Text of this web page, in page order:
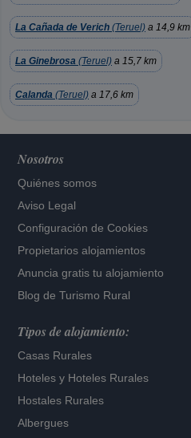
La Cañada de Verich (Teruel) a 14,9 km
La Ginebrosa (Teruel) a 15,7 km
Calanda (Teruel) a 17,6 km
Nosotros
Quiénes somos
Aviso Legal
Configuración de Cookies
Propietarios alojamientos
Anuncia gratis tu alojamiento
Blog de Turismo Rural
Tipos de alojamiento:
Casas Rurales
Hoteles y Hoteles Rurales
Hostales Rurales
Albergues